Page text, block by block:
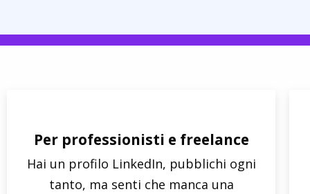
Per professionisti e freelance
Hai un profilo LinkedIn, pubblichi ogni
tanto, ma senti che manca una